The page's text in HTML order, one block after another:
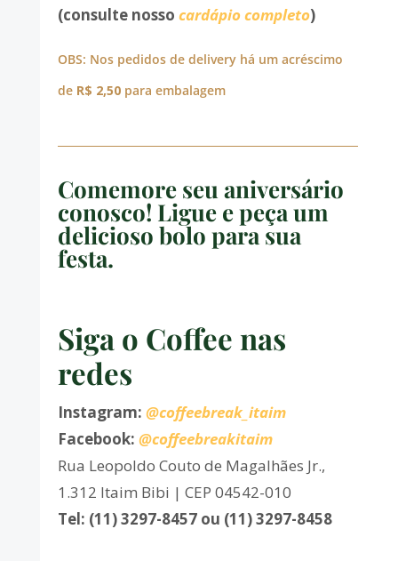
(consulte nosso cardápio completo)
OBS: Nos pedidos de delivery há um acréscimo
de R$ 2,50para embalagem
Comemore seu aniversário
conosco! Ligue e peça um
delicioso bolo para sua
festa.
Siga o Coffee nas
redes
Instagram: @coffeebreak_itaim
Facebook: @coffeebreakitaim
Rua Leopoldo Couto de Magalhães Jr.,
1.312 Itaim Bibi | CEP 04542-010
Tel: (11) 3297-8457 ou (11) 3297-8458